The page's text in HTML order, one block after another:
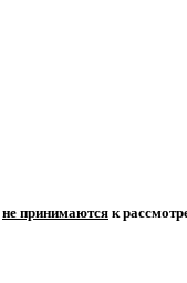
не принимаются к